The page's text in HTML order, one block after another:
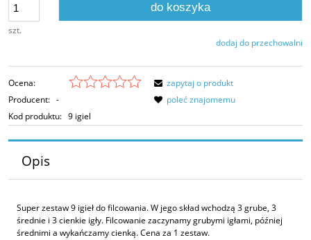
szt.
do koszyka
dodaj do przechowalni
Ocena:
Producent: -
Kod produktu: 9 igiel
zapytaj o produkt
poleć znajomemu
Opis
Super zestaw 9 igieł do filcowania. W jego skład wchodzą 3 grube, 3
średnie i 3 cienkie igły. Filcowanie zaczynamy grubymi igłami, później
średnimi a wykańczamy cienką. Cena za 1 zestaw.